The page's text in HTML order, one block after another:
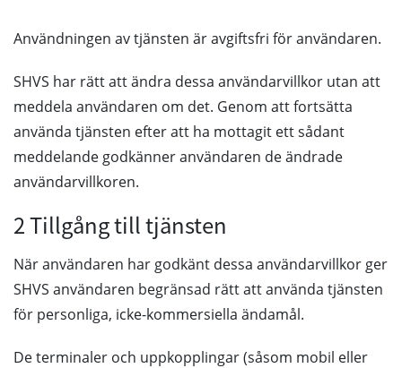
Användningen av tjänsten är avgiftsfri för användaren.
SHVS har rätt att ändra dessa användarvillkor utan att
meddela användaren om det. Genom att fortsätta
använda tjänsten efter att ha mottagit ett sådant
meddelande godkänner användaren de ändrade
användarvillkoren.
2 Tillgång till tjänsten
När användaren har godkänt dessa användarvillkor ger
SHVS användaren begränsad rätt att använda tjänsten
för personliga, icke-kommersiella ändamål.
De terminaler och uppkopplingar (såsom mobil eller